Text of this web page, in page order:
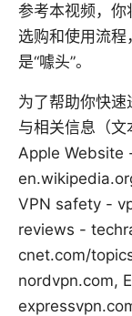
参考本视频，你
选购和使用流
是“噱头”。
为了帮助你快
与相关信息（文
Apple Website
VPN safety -
reviews -
cnet.com/
nordvpn.com,